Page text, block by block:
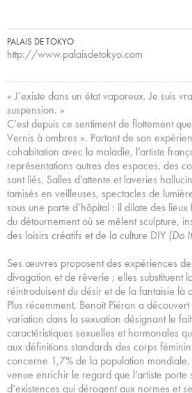
PALAIS DE TOKYO
http://www.palaisdetokyo.com
« J’existe dans un état vaporeux. Je suis
suspension. »
C’est depuis ce sentiment de flottement
Vernis à ombres ». Partant de son
cohabitation avec la maladie, l’artiste
représentations autres des espaces, des
sont liés. Salles d’attente et laveries
tamisés en veilleuses, spectacles de
sous une porte d’hôpital : il dilate des
du détournement où se mêlent sculpture,
des loisirs créatifs et de la culture DIY (Do
Ses œuvres proposent des expériences
divagation et de rêverie ; elles substituent
réintroduisent du désir et de la fantaisie là
Plus récemment, Benoît Piéron a
variation dans la sexuation désignant le
caractéristiques sexuelles et hormonales
aux définitions standards des corps
concerne 1,7% de la population
venue enrichir le regard que l’artiste porte
d’existences qui dérogent aux normes et